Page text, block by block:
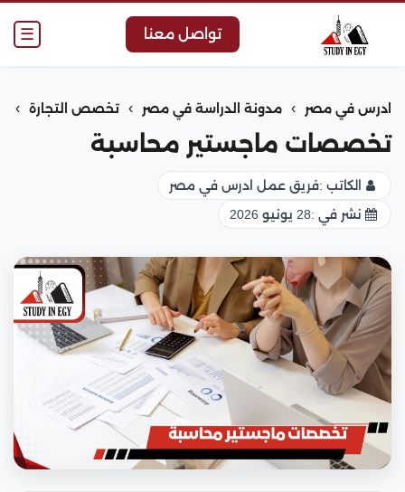
☰ تواصل معنا
ادرس في مصر › مدونة الدراسة في مصر › تخصص التجارة ›
تخصصات ماجستير محاسبة
الكاتب :فريق عمل ادرس في مصر
نشر في :28 يونيو 2026